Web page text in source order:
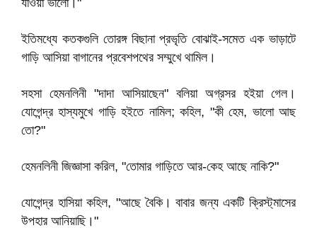
যাওয়া ভালো।"
ইতিমধ্যে কতকগুলি তোরঙ্গ বিছানা প্রভৃতি বোঝাই-সমেত এক ভাড়াটে
গাড়ি আসিয়া বাগানের প্রবেশপথের সম্মুখে থামিল।
সহসা হেমনলিনী "দাদা আসিয়াছেন" বলিয়া অগ্রসর হইয়া গেল।
যোগেন্দ্র হাস্যমুখে গাড়ি হইতে নামিল; কহিল, "কী হেম, ভালো আছ
তো?"
হেমনলিনী জিজ্ঞাসা করিল, "তোমার গাড়িতে আর-কেহ আছে নাকি?"
যোগেন্দ্র হাসিয়া কহিল, "আছে বৈকি। বাবার জন্য একটি ক্রিস্ট্‌মাসের
উপহার আনিয়াছি।"